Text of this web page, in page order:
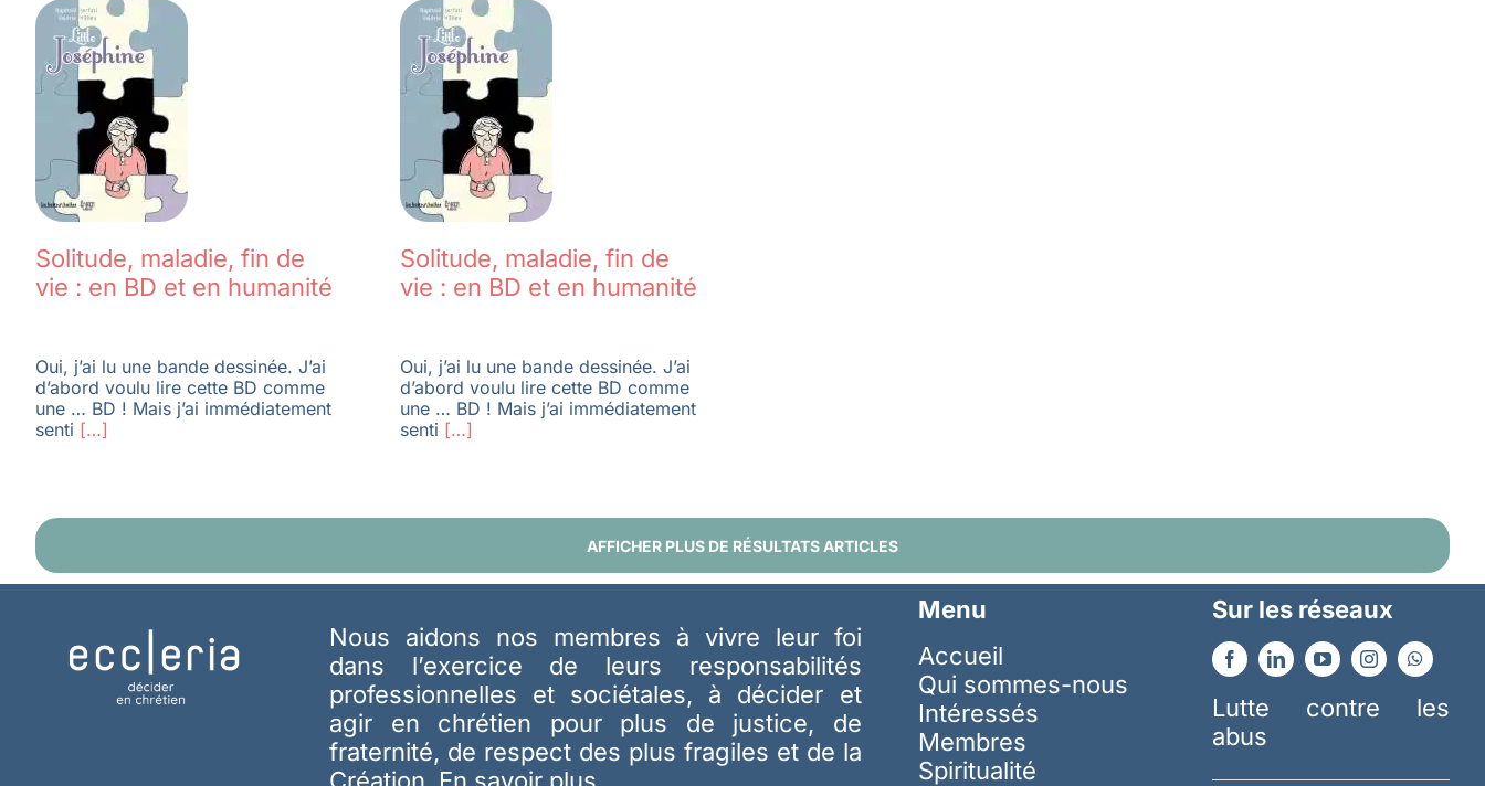
Solitude, maladie, fin de
vie : en BD et en humanité
Oui, j’ai lu une bande dessinée. J’ai
d’abord voulu lire cette BD comme
une … BD ! Mais j’ai immédiatement
senti […]
Solitude, maladie, fin de
vie : en BD et en humanité
Oui, j’ai lu une bande dessinée. J’ai
d’abord voulu lire cette BD comme
une … BD ! Mais j’ai immédiatement
senti […]
AFFICHER PLUS DE RÉSULTATS ARTICLES
Nous aidons nos membres à vivre leur foi
dans l’exercice de leurs responsabilités
professionnelles et sociétales, à décider et
agir en chrétien pour plus de justice, de
fraternité, de respect des plus fragiles et de la
Menu
Accueil
Qui sommes-nous
Intéressés
Membres
Spiritualité
Sur les réseaux
Lutte contre les
abus